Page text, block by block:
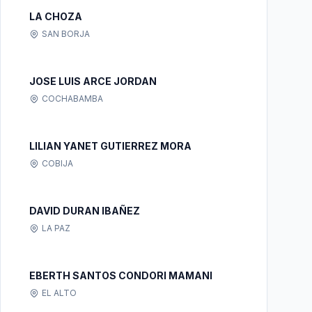
LA CHOZA
SAN BORJA
JOSE LUIS ARCE JORDAN
COCHABAMBA
LILIAN YANET GUTIERREZ MORA
COBIJA
DAVID DURAN IBAÑEZ
LA PAZ
EBERTH SANTOS CONDORI MAMANI
EL ALTO